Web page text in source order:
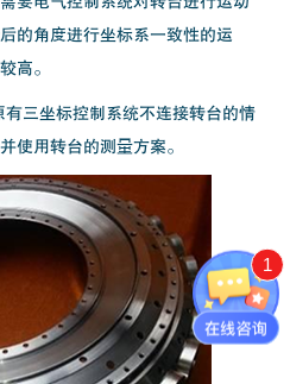
的角度进行坐标系一致性的运
高。
三坐标控制系统不连接转台的情
使用转台的测量方案。
1